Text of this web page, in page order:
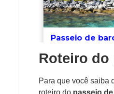
Roteiro do
Para que você saiba
roteiro do passeio